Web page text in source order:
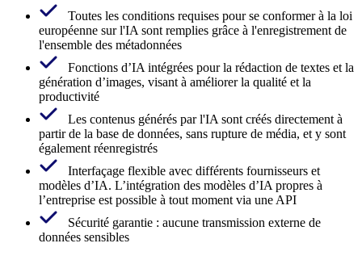
Toutes les conditions requises pour se conformer à la loi
européenne sur l'IA sont remplies grâce à l'enregistrement de
l'ensemble des métadonnées
Fonctions d’IA intégrées pour la rédaction de textes et la
génération d’images, visant à améliorer la qualité et la
productivité
Les contenus générés par l'IA sont créés directement à
partir de la base de données, sans rupture de média, et y sont
également réenregistrés
Interfaçage flexible avec différents fournisseurs et
modèles d’IA. L’intégration des modèles d’IA propres à
l’entreprise est possible à tout moment via une API
Sécurité garantie : aucune transmission externe de
données sensibles